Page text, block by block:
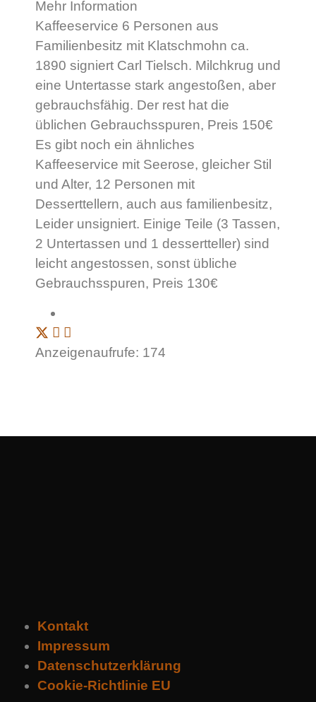
Mehr Information
Kaffeeservice 6 Personen aus
Familienbesitz mit Klatschmohn ca.
1890 signiert Carl Tielsch. Milchkrug und
eine Untertasse stark angestoßen, aber
gebrauchsfähig. Der rest hat die
üblichen Gebrauchsspuren, Preis 150€
Es gibt noch ein ähnliches
Kaffeeservice mit Seerose, gleicher Stil
und Alter, 12 Personen mit
Desserttellern, auch aus familienbesitz,
Leider unsigniert. Einige Teile (3 Tassen,
2 Untertassen und 1 dessertteller) sind
leicht angestossen, sonst übliche
Gebrauchsspuren, Preis 130€
Anzeigenaufrufe: 174
Kontakt
Impressum
Datenschutzerklärung
Cookie-Richtlinie EU